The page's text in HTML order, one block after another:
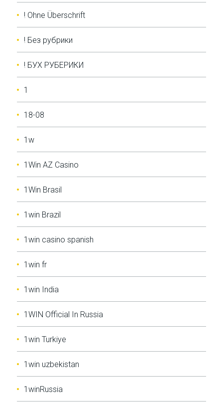
! Ohne Überschrift
! Без рубрики
! БУХ РУБЕРИКИ
1
18-08
1w
1Win AZ Casino
1Win Brasil
1win Brazil
1win casino spanish
1win fr
1win India
1WIN Official In Russia
1win Turkiye
1win uzbekistan
1winRussia